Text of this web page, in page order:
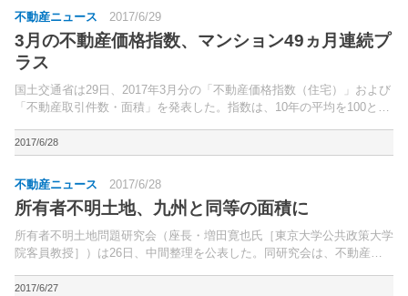
不動産ニュース 2017/6/29
3月の不動産価格指数、マンション49ヵ月連続プ
ラス
国土交通省は29日、2017年3月分の「不動産価格指数（住宅）」および
「不動産取引件数・面積」を発表した。指数は、10年の平均を100とし
2017/6/28
不動産ニュース 2017/6/28
所有者不明土地、九州と同等の面積に
所有者不明土地問題研究会（座長・増田寛也氏［東京大学公共政策大学
院客員教授］）は26日、中間整理を公表した。同研究会は、不動産登
ない土地を「所有者不明土地」として、その問題点等を研...
2017/6/27